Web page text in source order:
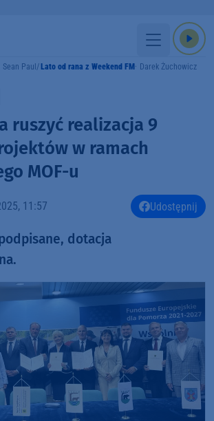
Sean Paul Lato od rana z Weekend FM Darek Żuchowicz
ruszyć realizacja 9
w ramach
MOF-u
11:57 Udostępnij
dotacja